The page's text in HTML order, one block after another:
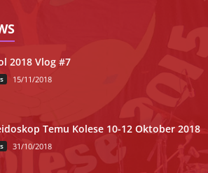
2018 Vlog #7
15/11/2018
Temu Kolese 10-12 Oktober 2018
31/10/2018